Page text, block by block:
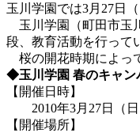
玉川学園では3月27日
玉川学園（町田市玉
段、教育活動を行って
桜の開花時期によっ
◆玉川学園 春のキャン
【開催日時】
2010年3月27日（日
【開催場所】